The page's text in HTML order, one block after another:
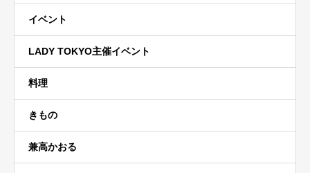
イベント
LADY TOKYO主催イベント
料理
きもの
兼高かおる